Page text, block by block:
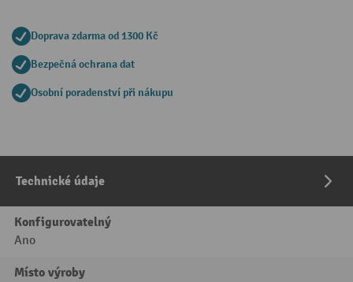
Doprava zdarma od 1300 Kč
Bezpečná ochrana dat
Osobní poradenství při nákupu
Technické údaje
Konfigurovatelný
Ano
Místo výroby